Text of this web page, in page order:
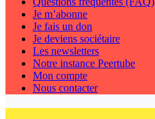
Je m’abonne
Je fais un don
Je deviens sociétaire
Les newsletters
Notre instance Peertube
Mon compte
Nous contacter